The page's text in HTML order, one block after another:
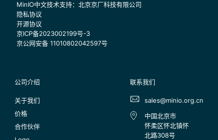
MinIO中文技术支持：北京京厂科技有限公司
隐私协议
开源协议
京ICP备2023002199号-3
京公网安备 11010802042597号
公司介绍
关于我们
价格
合作伙伴
联系我们
sales@minio.org.cn
中国北京市
怀柔区怀北镇怀
北路308号